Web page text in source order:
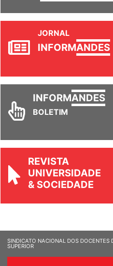
JORNAL
INFORMANDES
INFORMANDES
BOLETIM
REVISTA
UNIVERSIDADE
& SOCIEDADE
SINDICATO NACIONAL DOS DOCENTES
SUPERIOR